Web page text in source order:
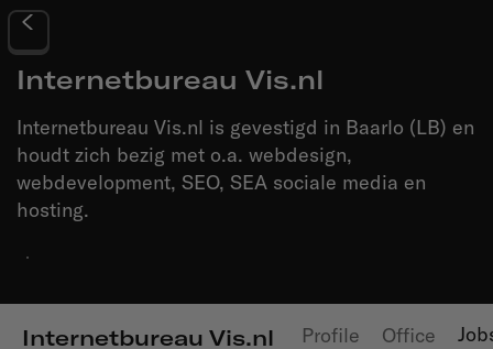
Internetbureau Vis.nl
Internetbureau Vis.nl is gevestigd in Baarlo (LB) en
houdt zich bezig met o.a. webdesign,
webdevelopment, SEO, SEA sociale media en
hosting.
·
Internetbureau Vis.nl Profile Office